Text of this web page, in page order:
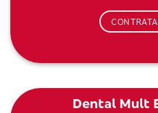
Dental Mult